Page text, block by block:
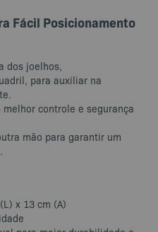
Fácil Posicionamento
dos joelhos,
para auxiliar na
melhor controle e segurança
mão para garantir um
x 13 cm (A)